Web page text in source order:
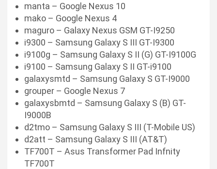
manta – Google Nexus 10
mako – Google Nexus 4
maguro – Galaxy Nexus GSM GT-I9250
i9300 – Samsung Galaxy S III GT-I9300
i9100g – Samsung Galaxy S II (G) GT-I9100G
i9100 – Samsung Galaxy S II GT-i9100
galaxysmtd – Samsung Galaxy S GT-I9000
grouper – Google Nexus 7
galaxysbmtd – Samsung Galaxy S (B) GT-
I9000B
d2tmo – Samsung Galaxy S III (T-Mobile US)
d2att – Samsung Galaxy S III (AT&T)
TF700T – Asus Transformer Pad Infnity
TF700T